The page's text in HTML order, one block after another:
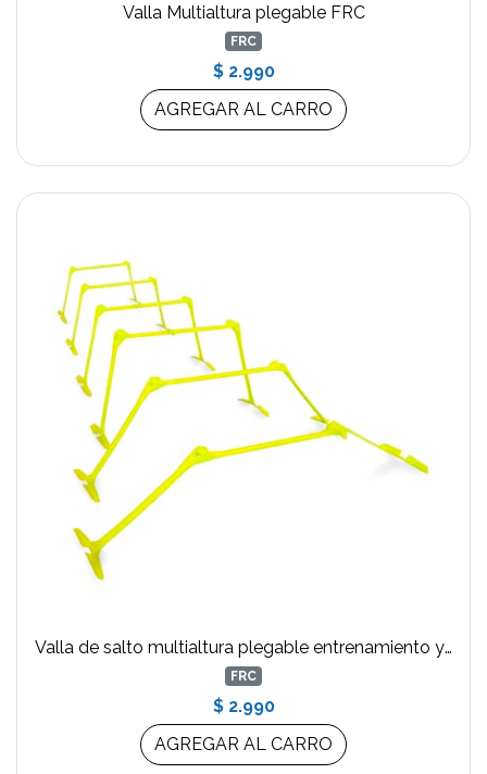
Valla Multialtura plegable FRC
FRC
$ 2.990
AGREGAR AL CARRO
Valla de salto multialtura plegable entrenamiento y agilidad Amarillo
FRC
$ 2.990
AGREGAR AL CARRO